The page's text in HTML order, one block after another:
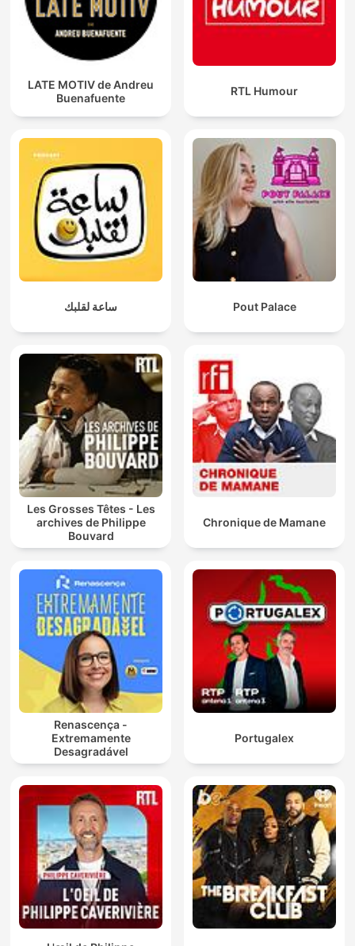
LATE MOTIV de Andreu
Buenafuente
RTL Humour
ساعة لقلبك Pout Palace
Les Grosses Têtes - Les
archives de Philippe
Bouvard
Chronique de Mamane
Renascença -
Extremamente
Desagradável
Portugalex